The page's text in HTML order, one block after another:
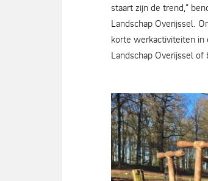
staart zijn de trend,”
Landschap Overijssel.
korte werkactiviteiten in
Landschap Overijssel